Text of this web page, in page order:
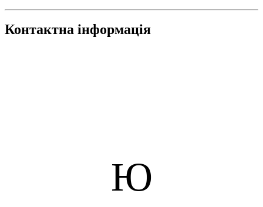
Контактна інформація
Ю